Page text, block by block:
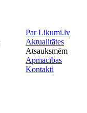
Par Likumi.lv
Aktualitātes
Atsauksmēm
Apmācības
Kontakti